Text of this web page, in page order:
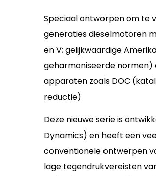
Speciaal ontworpen om te
generaties dieselmotoren
en V; gelijkwaardige
geharmoniseerde
apparaten zoals DOC
reductie)
Deze nieuwe serie is
Dynamics) en heeft een
conventionele ontwerpen
lage tegendrukvereisten